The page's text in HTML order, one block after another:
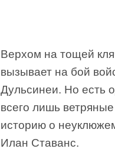
Верхом на тощей
вызывает на бой
Дульсинеи. Но есть
всего лишь
историю о
Илан Ставанс.